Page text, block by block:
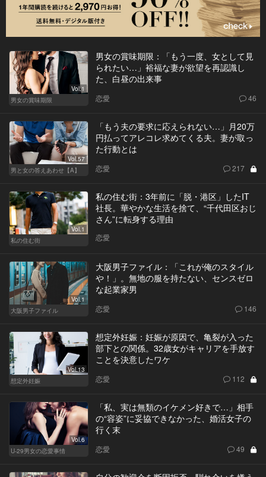
Vol.1
男女の賞味期限
男女の賞味期限：「もう一度、女として見
られたい…」裕福な妻が欲望を再認識し
た、白昼の出来事
恋愛 46
Vol.57
男と女の答えあわせ【A】
「もう夫の要求に応えられない…」月20万
円払ってアレコレ求めてくる夫。妻が取っ
た行動とは
恋愛 217
Vol.1
私の住む街
私の住む街：3年前に「脱・港区」したIT
社長。華やかな生活を捨て、“千代田区おじ
さん”に転身する理由
恋愛
Vol.1
大阪男子ファイル
大阪男子ファイル：「これが俺のスタイル
や！」。無地の服を持たない、センスゼロ
な起業家男
恋愛 146
Vol.13
想定外妊娠
想定外妊娠：妊娠が原因で、亀裂が入った
部下との関係。32歳女がキャリアを手放す
ことを決意したワケ
恋愛 112
Vol.6
U-29男女の恋愛事情
「私、実は無類のイケメン好きで…」相手
の“容姿”に妥協できなかった、婚活女子の
行く末
恋愛 49